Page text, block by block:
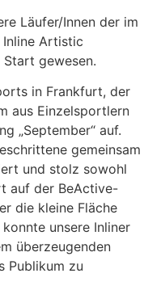
Läufer/Innen der im
Inline Artistic
gewesen.
in Frankfurt, der
aus Einzelsportlern
„September“ auf.
gemeinsam
und stolz sowohl
auf der BeActive-
die kleine Fläche
unsere Inliner
überzeugenden
Publikum zu